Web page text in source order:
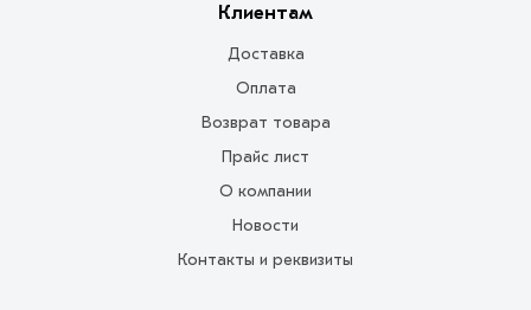
Клиентам
Доставка
Оплата
Возврат товара
Прайс лист
О компании
Новости
Контакты и реквизиты